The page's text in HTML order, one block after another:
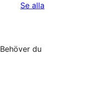
Se alla
du